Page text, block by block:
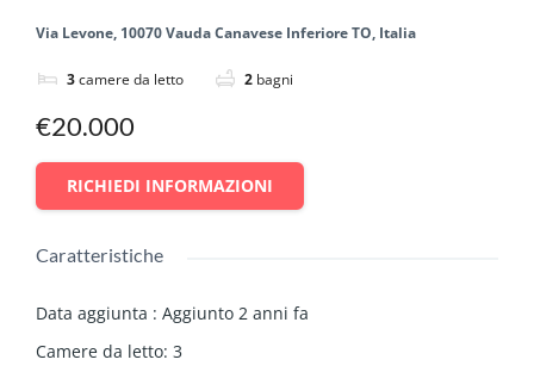
Via Levone, 10070 Vauda Canavese Inferiore TO, Italia
3camere da letto 2 bagni
€20.000
RICHIEDI INFORMAZIONI
Caratteristiche
Data aggiunta : Aggiunto 2 anni fa
Camere da letto: 3